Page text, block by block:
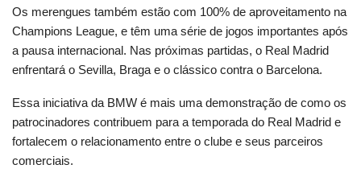
Os merengues também estão com 100% de aproveitamento na
Champions League, e têm uma série de jogos importantes após
a pausa internacional. Nas próximas partidas, o Real Madrid
enfrentará o Sevilla, Braga e o clássico contra o Barcelona.
Essa iniciativa da BMW é mais uma demonstração de como os
patrocinadores contribuem para a temporada do Real Madrid e
fortalecem o relacionamento entre o clube e seus parceiros
comerciais.